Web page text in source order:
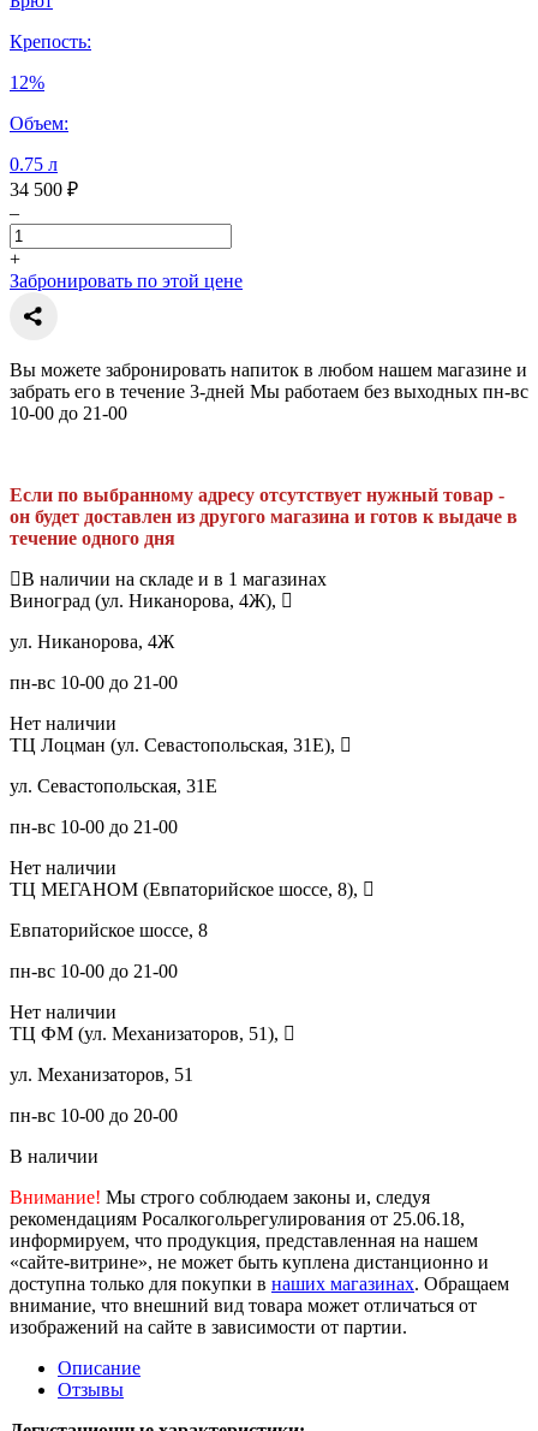
Крепость:
12%
Объем:
0.75 л
34 500 ₽
–
+
Забронировать по этой цене
Вы можете забронировать напиток в любом нашем магазине и
забрать его в течение 3-дней Мы работаем без выходных пн-вс
10-00 до 21-00
Если по выбранному адресу отсутствует нужный товар -
он будет доставлен из другого магазина и готов к выдаче в
течение одного дня
В наличии на складе и в 1 магазинах
Виноград (ул. Никанорова, 4Ж),
ул. Никанорова, 4Ж
пн-вс 10-00 до 21-00
Нет наличии
ТЦ Лоцман (ул. Севастопольская, 31Е),
ул. Севастопольская, 31Е
пн-вс 10-00 до 21-00
Нет наличии
ТЦ МЕГАНОМ (Евпаторийское шоссе, 8),
Евпаторийское шоссе, 8
пн-вс 10-00 до 21-00
Нет наличии
ТЦ ФМ (ул. Механизаторов, 51),
ул. Механизаторов, 51
пн-вс 10-00 до 20-00
В наличии
Внимание! Мы строго соблюдаем законы и, следуя
рекомендациям Росалкогольрегулирования от 25.06.18,
информируем, что продукция, представленная на нашем
«сайте-витрине», не может быть куплена дистанционно и
доступна только для покупки в наших магазинах. Обращаем
внимание, что внешний вид товара может отличаться от
изображений на сайте в зависимости от партии.
Описание
Отзывы